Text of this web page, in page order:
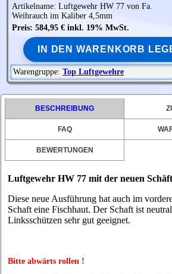
Artikelname: Luftgewehr HW 77 von Fa.
Weihrauch im Kaliber 4,5mm
Preis: 584,95 € inkl. 19% MwSt.
IN DEN WARENKORB
Warengruppe: Top Luftgewehre
BESCHREIBUNG
FAQ
BEWERTUNGEN
Luftgewehr HW 77 mit der neuen
Diese neue Ausführung hat auch im
Schaft eine Fischhaut. Der Schaft ist
Linksschützen sehr gut geeignet.
Bitte abwärts rollen !